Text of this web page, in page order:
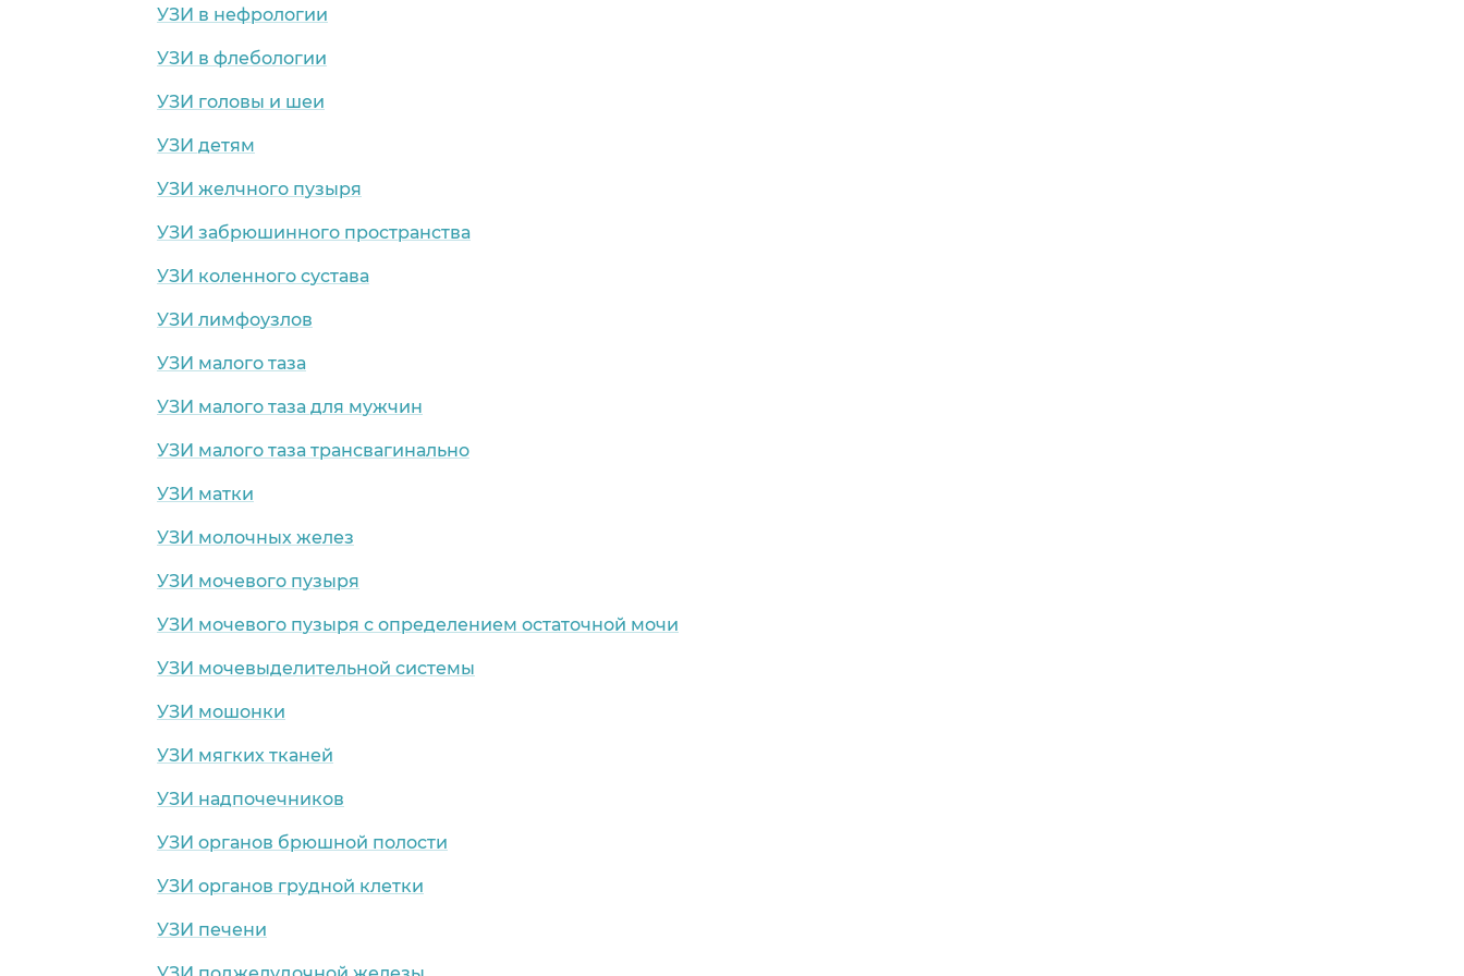
УЗИ в нефрологии
УЗИ в флебологии
УЗИ головы и шеи
УЗИ детям
УЗИ желчного пузыря
УЗИ забрюшинного пространства
УЗИ коленного сустава
УЗИ лимфоузлов
УЗИ малого таза
УЗИ малого таза для мужчин
УЗИ малого таза трансвагинально
УЗИ матки
УЗИ молочных желез
УЗИ мочевого пузыря
УЗИ мочевого пузыря с определением остаточной мочи
УЗИ мочевыделительной системы
УЗИ мошонки
УЗИ мягких тканей
УЗИ надпочечников
УЗИ органов брюшной полости
УЗИ органов грудной клетки
УЗИ печени